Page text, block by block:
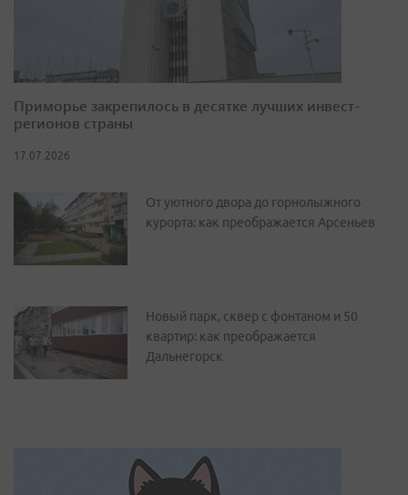
Приморье закрепилось в десятке лучших инвест-
регионов страны
17.07.2026
От уютного двора до горнолыжного
курорта: как преображается Арсеньев
Новый парк, сквер с фонтаном и 50
квартир: как преображается
Дальнегорск